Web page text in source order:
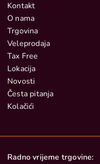
Kontakt
O nama
Trgovina
Veleprodaja
Tax Free
Lokacija
Novosti
Česta pitanja
Kolačići
Radno vrijeme trgovine: